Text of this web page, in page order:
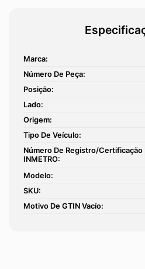
Marca:
Número De Peça:
Posição:
Lado:
Origem:
Tipo De Veículo:
Número De Registro/certificação
INMETRO:
Modelo:
SKU:
Motivo De GTIN Vacío: